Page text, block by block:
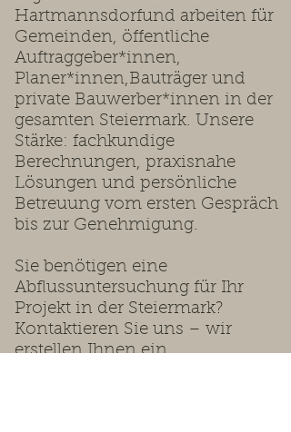
Hartmannsdorfund arbeiten für
Gemeinden, öffentliche
Auftraggeber*innen,
Planer*innen,Bauträger und
private Bauwerber*innen in der
gesamten Steiermark. Unsere
Stärke: fachkundige
Berechnungen, praxisnahe
Lösungen und persönliche
Betreuung vom ersten Gespräch
bis zur Genehmigung.
Sie benötigen eine
Abflussuntersuchung für Ihr
Projekt in der Steiermark?
Kontaktieren Sie uns – wir
erstellen Ihnen ein